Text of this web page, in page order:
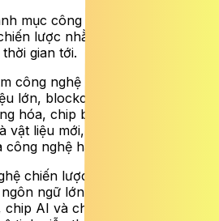
mục công nghệ chiến lược và
lược nhằm định hướng các
gian tới.
công nghệ chiến lược: AI, điện
lớn, blockchain, mạng di động
hóa, chip bán dẫn, y sinh học
vật liệu mới, công nghệ đất
nghệ hàng không vũ trụ.
chiến lược tiêu biểu được
ngữ lớn tiếng Việt, trợ lý ảo,
AI và chip IoT, vaccine thế